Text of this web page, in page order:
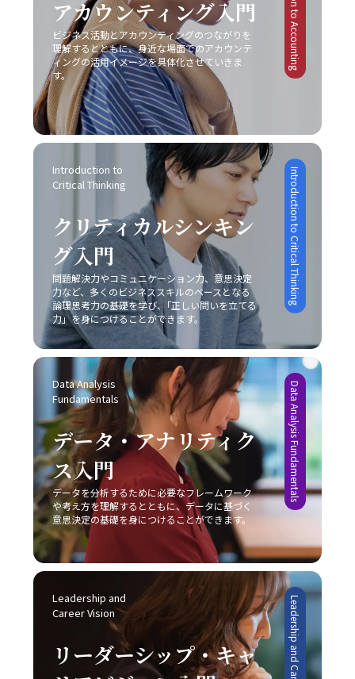
るために、日常的に論理的思考をトレーニングすることが
重要です。論理的に物事を整理し、因果関係を明確にする
習慣は、情報の抜け漏れを防ぎ、効率的なコミュニケーシ
ョンの基盤となります。若手ビジネスマンが自身のキャリ
アを磨く上で、これらの手法を実践することは、長期的な
成長にも大きく寄与するでしょう。これらの具体的な対処
戦略は、「仕事で話が噛み合わない人との対処法」として
多くのビジネスシーンで応用可能であり、適切に実践する
ことで、業務効率やチームの生産性の向上につながりま
す。経験に基づく実践例を参考に、各自の環境に合った方
法を柔軟に取り入れる姿勢が求められます。 まとめ 以上
のように、ビジネスにおけるコミュニケーションの不調
は、単なる一方的な問題ではなく、双方の認識のズレや情
報伝達の不備、さらには思考の整理不足から来る複合的な
現象です。特に「仕事で話が噛み合わない人との対処法」
としては、具体的な対策を講じることが不可欠となりま
す。まず、会議や打ち合わせの場では、前提条件の確認や
具体的な言葉選び、相手の理解度を逐一確認する姿勢が求
められます。次に、必要に応じて一度話を持ち帰り、冷静
に再度整理してから再挑戦するという柔軟性も欠かせませ
ん。また、自己の論理的思考を鍛えることによって、伝え
たい内容を的確にまとめる力は、長期的にはコミュニケー
ション能力の向上に直結します。これにより、仕事で話が
噛み合わない状況を未然に防ぎ、また発生した場合にも迅
速かつ効果的に対処できる基盤を作ることが可能となりま
す。最終的に、若手ビジネスマンにとって重要なのは、一
方的なコミュニケーションではなく、双方の意図や認識を
共有しあう姿勢です。今回ご紹介したポイントを実践し、
「仕事で話が噛み合わない人との対処法」を日常の業務に
取り入れることで、組織内の信頼関係の再構築や業務効率
の向上を実現できるでしょう。常に自己のコミュニケーシ
ョンスキルを磨き、効果的な意思疎通を心がけることが、
ビジネスパーソンとしての成長に直結する重要な要素とな
ります。
固定概念や先入観は、意図しない誤解やコミュニケーショ
ンのズレを引き起こす原因となりえます。自分の考えが常
に正しいという前提に立たず、相手の立場や背景を十分に
理解しながら対話を進めることが、円滑なコミュニケーシ
ョンを促進します。 また、論理と感情のバランスが重要で
す。ビジネスシーンでは、論理的な説明が求められる場面
も多い一方で、相手の感情に寄り添うことも必要不可欠で
す。論理だけでは伝え切れない部分や、感情を込めた発信
が不足していると、相手の共感を得ることが難しくなり、
結果的に意思疎通がうまくいかない可能性があります。こ
の点について、「ビジネスにおけるコミュニケーション能
力」の現場においては、感情表現と論理的説明のバランス
を取るための訓練が不可欠です。 さらに、目的意識の欠如
にも注意が必要です。コミュニケーションは方法そのもの
が目的ではなく、最終的には相手に行動変容を促すための
手段です。目的が明確でないまま話を進めると、どれだけ
テクニックを駆使しても、受信者にとって重要なポイント
が伝わらず、業務上の成果に結び付かない場合がありま
す。そのため、事前に伝えたいポイントや目的を明確に
し、適切な手法を選択することが、効果的なコミュニケー
ションにつながります。 また、コミュニケーションの現場
がどのような「場」か、つまり使用する媒体や環境に応じ
た戦略も大切です。対面での会議、電話会議、メール、オ
ンラインミーティングなど、ツールや場面ごとに適したコ
ミュニケーションの方法が存在します。そのため、各媒体
の持つ特性や限界を理解し、状況に合わせた柔軟な対応が
必要不可欠となります。こうした注意点を踏まえて、自己
のコミュニケーション能力を継続的にブラッシュアップし
ていくことが、キャリアの成長に繋がるのです。 まとめ
本記事では、「ビジネスにおけるコミュニケーション能
力」における重要性と、その構成要素、さらには具体的な
現場での実践方法と注意点について解説しました。現代ビ
ジネスにおいて、コミュニケーションは単なる情報伝達で
はなく、相手に行動変容を促すための極めて高度なスキル
であり、論理的思考、感情表現、非言語的伝達、そして状
況に応じた柔軟な対応が求められます。特に、若手ビジネ
スマンはこの能力を磨くことで、上司や同僚、さらには対
外のステークホルダーとの信頼関係を築き、組織全体の業
績向上や自らのキャリアアップに直結させることが可能と
なります。 また、コミュニケーションの成功は意識的な目
デジタル技術の活用や情報分析に基づく意思決定が求めら
れるようになりました。 例えば、デジタルマーケティング
やビッグデータ解析を駆使して市場の動向をリアルタイム
で把握し、消費者のニーズの変化に迅速に対応する手法
は、競合他社に先駆けた効果的な戦略です。SNSやオンラ
インプラットフォームでのブランディングも、従来の広告
や宣伝方法とは一線を画す新たな方法として取り入れられ
ています。このように、レッドオーシャンの戦い方におい
ては、伝統的な戦略と最新のテクノロジーを融合させるこ
とで、競争優位性を確保する必要があるのです。 競争にお
ける成功事例と失敗事例 現実のビジネスシーンにおいて、
レッドオーシャン 市場での成功事例と失敗事例は多岐にわ
たります。成功した企業は、明確な戦略と確固たる差別
化、そして徹底したコスト管理を実践しています。たとえ
ば、コカ・コーラは新市場としてチューハイ・サワー市場
に参入する際、徹底した市場調査と消費者ニーズの分析に
基づく戦略展開により、短期間で一定の市場シェアを獲得
しました。また、トヨタ自動車は常に「カイゼン」を徹底
し、品質と効率性の向上を図ることで、激しい競争環境に
おいても堅実な成長を実現しています。 一方で、失敗に終
わった事例も貴重な教訓として残されています。スマート
フォン市場におけるモトローラの事例では、他社との差別
化に失敗し、急激な技術革新に乗り遅れて市場からの孤立
を招きました。また、日産自動車は過度なコスト削減施策
により品質低下とブランドイメージの低下を招いた結果、
激戦区でのシェア確保に大きな課題を突きつけられまし
た。これらの事例は、レッドオーシャンの戦い方において
は、単なるコスト削減や市場模倣だけでは不十分であり、
明確な差別化戦略と自社の独自性の追求が不可欠であるこ
とを示しています。 レッドオーシャンとブルーオーシャン
の使い分け レッドオーシャン市場における戦略と対比し
て、ブルーオーシャン戦略は競争のない新たな市場の創出
を目指すアプローチです。ブルーオーシャンでは、既存市
場の枠にとらわれずに新規需要を発掘することが重視され
るため、一見すると魅力的な選択肢に映ります。しかし、
どちらの戦略を採用するかは、自社の経営資源、強み、さ
らには市場環境の成熟度によって大きく左右されるため、
慎重な分析が求められます。レッドオーシャンの戦い方に
おいては、既存市場で確固たる地位を築くために、いかに
自社の独自性を打ち出し、競合他社との差別化を成功させ
るかが非常に重要な要素となります。 具体例として、大手
を生むことになります。また、タスクが山積みになること
により、精神的・肉体的なストレスが急増する点にも十分
な注意が必要です。 さらに、生産性の低下は、個人だけで
はなく、組織全体に悪影響を及ぼす可能性があります。プ
ロジェクトの進行が遅れることで、チームメンバー間の連
携が乱れ、結果として全体のパフォーマンスが低下するリ
スクがあります。これにより、個人の評価が下がり、キャ
リア上の成長機会や重要なチャンスが逃されることにつな
がります。そのため、先延ばし癖は単なる個人的な問題に
留まらず、社会人としての基礎力や信頼性を左右する重大
な問題と言えます。 ここで特に留意すべきは、先延ばしの
背景には「完璧主義」や「失敗恐怖症」が密接に関係して
いるという点です。完璧主義者は、全ての条件が整うのを
待ってから行動するため、結果としてタスクが無期限に先
延ばしにされる傾向があります。一方、失敗を恐れる心理
は、行動の最初の一歩を踏み出すことさえも躊躇させ、結
果として問題が先送りされる原因となります。こうした心
理的要因への正しいアプローチなくしては、「後回し癖の
改善」は達成しにくいと言えるでしょう。 また、ADHDの
ような発達障害が原因の場合には、個人の努力だけでは限
界があることを認識し、専門の医療機関やカウンセラーの
協力を仰ぐことも大切です。一人で抱え込むことなく、適
切なサポートを受けながら、自己管理能力の向上を図るこ
とが求められます。このように、先延ばし癖の注意点は単
なる行動パターンの問題を超えて、複雑な心理的・環境的
要因が絡み合っているため、多角的な視点からの対策が必
要不可欠です。 ビジネス現場では、タスクを早期に処理す
る仕組みや、効率的なスケジュール管理システムの導入も
推奨されています。現代のITツールを活用し、リマインダ
ー機能やタイムマネジメントアプリを上手に利用すること
で、先延ばし癖を改善する一助となります。ただし、こう
したツールも万能ではなく、自身の内面的な問題と向き合
い、根本的な解決策を模索しなければ、「後回し癖 改善」
は真の意味で実現されないでしょう。 まとめ 「後回し癖
の改善」は、20代の若手ビジネスマンにとって極めて重要
なテーマです。タスクの先延ばしは、自己効力感の低下、
ストレスの蓄積、生産性の低下、さらにはキャリアの成長
機会の逸失といった深刻な影響を及ぼします。そのため、
自己管理能力の向上を図るためには、まず自分自身の心理
的背景や業務環境を冷静に分析することが不可欠です。ま
た、具体的な改善策としては、以下の8つの方法が有効で
アカウンティング入門
ビジネス活動とアカウンティングのつながりを
理解するとともに、身近な場面でのアカウンテ
ィングの活用イメージを具体化させていきま
す。
Introduction to
Critical Thinking
クリティカルシンキン
グ入門
問題解決力やコミュニケーション力、意思決定
力など、多くのビジネススキルのベースとなる
論理思考力の基礎を学び、｢正しい問いを立てる
力」を身につけることができます。
Introduction to Critical Thinking
Data Analysis
Fundamentals
データ・アナリティク
ス入門
データを分析するために必要なフレームワーク
や考え方を理解するとともに、データに基づく
意思決定の基礎を身につけることができます。
Data Analysis Fundamentals
Leadership and
Career Vision
リーダーシップ・キャ